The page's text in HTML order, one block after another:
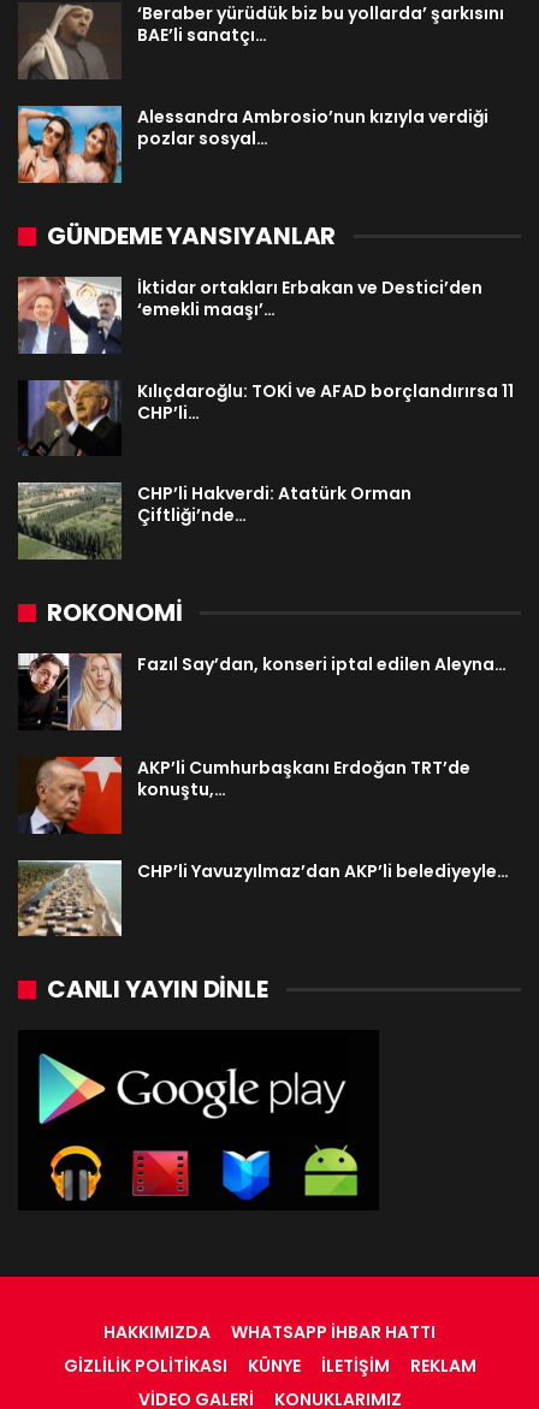
‘Beraber yürüdük biz bu yollarda’ şarkısını
BAE’li sanatçı…
Alessandra Ambrosio’nun kızıyla verdiği
pozlar sosyal…
GÜNDEME YANSIYANLAR
İktidar ortakları Erbakan ve Destici’den
‘emekli maaşı’…
Kılıçdaroğlu: TOKİ ve AFAD borçlandırırsa 11
CHP’li…
CHP’li Hakverdi: Atatürk Orman
Çiftliği’nde…
ROKONOMİ
Fazıl Say’dan, konseri iptal edilen Aleyna…
AKP’li Cumhurbaşkanı Erdoğan TRT’de
konuştu,…
CHP’li Yavuzyılmaz’dan AKP’li belediyeyle…
CANLI YAYIN DINLE
HAKKIMIZDA
WHATSAPP İHBAR HATTI
GIZLILIK POLITIKASI
KÜNYE İLETIŞIM
REKLAM
VIDEO GALERI
KONUKLARIMIZ